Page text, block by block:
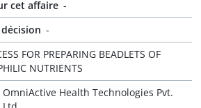
cet affaire -
-
FOR PREPARING BEADLETS OF
NUTRIENTS
OmniActive Health Technologies Pvt.